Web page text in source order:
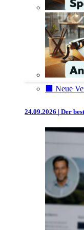
⬛️ Neue
24.09.2026 | Der